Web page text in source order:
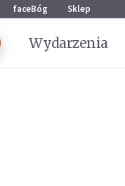
faceBóg Sklep
Wydarzenia